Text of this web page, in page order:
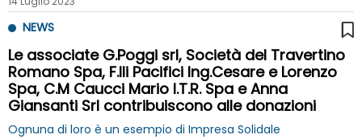
NEWS
Le associate G.Poggi srl, Società del Travertino
Romano Spa, F.lli Pacifici Ing.Cesare e Lorenzo
Spa, C.M Caucci Mario I.T.R. Spa e Anna
Giansanti Srl contribuiscono alle donazioni
Ognuna di loro è un esempio di Impresa Solidale